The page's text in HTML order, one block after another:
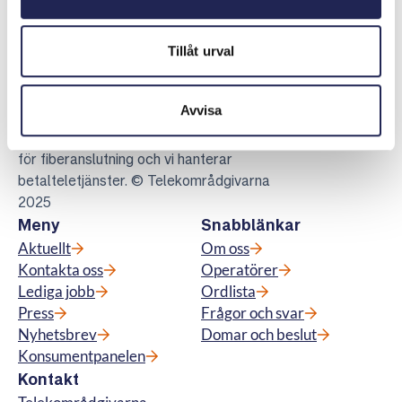
Tillåt urval
Avvisa
Telekområdgivarna
kostnadsfri vägledning till konsumenter om
abonnemang för tv, telefoni, bredband samt
för fiberanslutning och vi hanterar
betalteletjänster. © Telekområdgivarna
2025
Meny
Aktuellt
Kontakta oss
Lediga jobb
Press
Nyhetsbrev
Konsumentpanelen
Snabblänkar
Om oss
Operatörer
Ordlista
Frågor och svar
Domar och beslut
Kontakt